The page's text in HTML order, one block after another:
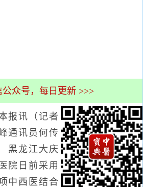
公众号，每日更新 >>>
讯（记者
通讯员何传
黑龙江大庆
院日前采用
中西医结合